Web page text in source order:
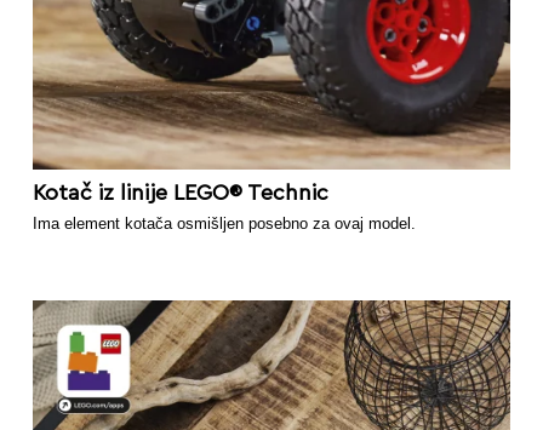
Kotač iz linije LEGO® Technic
Ima element kotača osmišljen posebno za ovaj model.